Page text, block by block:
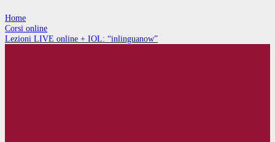
Home
Corsi online
Lezioni LIVE online + IOL: “inlinguanow”